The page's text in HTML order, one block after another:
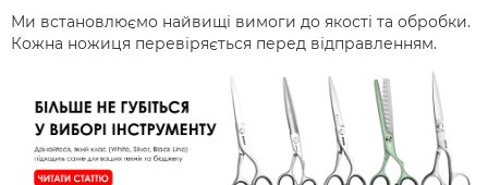
Ми встановлюємо найвищі вимоги до якості та обробки.
Кожна ножиця перевіряється перед відправленням.